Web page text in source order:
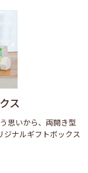
ス
思いから、両開き型
ジナルギフトボックス